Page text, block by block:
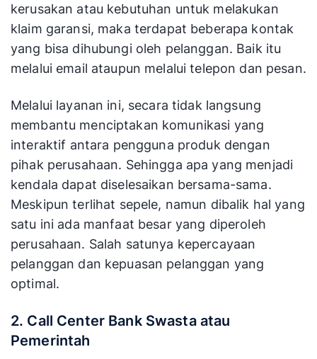
kerusakan atau kebutuhan untuk melakukan
klaim garansi, maka terdapat beberapa kontak
yang bisa dihubungi oleh pelanggan. Baik itu
melalui email ataupun melalui telepon dan pesan.
Melalui layanan ini, secara tidak langsung
membantu menciptakan komunikasi yang
interaktif antara pengguna produk dengan
pihak perusahaan. Sehingga apa yang menjadi
kendala dapat diselesaikan bersama-sama.
Meskipun terlihat sepele, namun dibalik hal yang
satu ini ada manfaat besar yang diperoleh
perusahaan. Salah satunya kepercayaan
pelanggan dan kepuasan pelanggan yang
optimal.
2. Call Center Bank Swasta atau
Pemerintah